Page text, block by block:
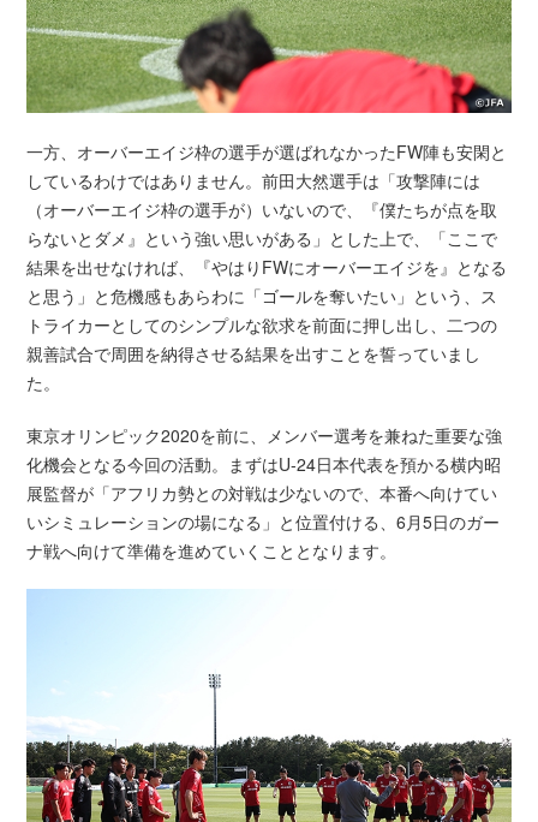
一方、オーバーエイジ枠の選手が選ばれなかったFW陣も安閑と
しているわけではありません。前田大然選手は「攻撃陣には
（オーバーエイジ枠の選手が）いないので、『僕たちが点を取
らないとダメ』という強い思いがある」とした上で、「ここで
結果を出せなければ、『やはりFWにオーバーエイジを』となる
と思う」と危機感もあらわに「ゴールを奪いたい」という、ス
トライカーとしてのシンプルな欲求を前面に押し出し、二つの
親善試合で周囲を納得させる結果を出すことを誓っていまし
た。
東京オリンピック2020を前に、メンバー選考を兼ねた重要な強
化機会となる今回の活動。まずはU-24日本代表を預かる横内昭
展監督が「アフリカ勢との対戦は少ないので、本番へ向けてい
いシミュレーションの場になる」と位置付ける、6月5日のガー
ナ戦へ向けて準備を進めていくこととなります。